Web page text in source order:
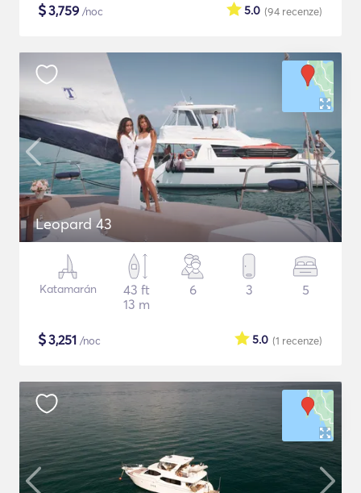
$3,759 /noc (94 recenze)
5.0
Leopard 43
Katamarán
43 ft
13 m
6 3 5
$3,251 /noc (1 recenze)
5.0